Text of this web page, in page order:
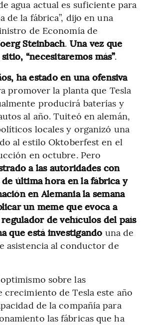
agua actual es suficiente para
de la fábrica”, dijo en una
de Economía de
Steinbach. Una vez que
“necesitaremos más”.
ha estado en una ofensiva
promover la planta que Tesla
producirá baterías y
al año. Tuiteó en alemán,
locales y organizó una
al estilo Oktoberfest en el
en octubre. Pero
a las autoridades con
última hora en la fábrica y
en Alemania la semana
un meme que evoca a
regulador de vehículos del país
que está investigando una de
asistencia al conductor de
sobre las
crecimiento de Tesla este año
de la compañía para
las fábricas que ha